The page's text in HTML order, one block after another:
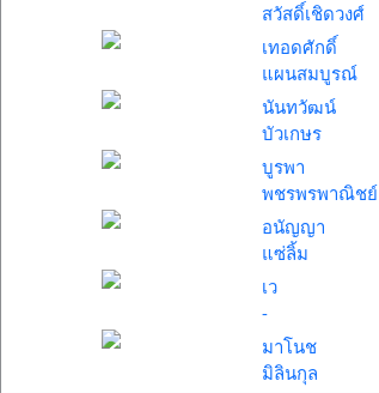
สวัสดิ์เชิดวงศ์
เทอดศักดิ์
แผนสมบูรณ์
นันทวัฒน์
บัวเกษร
บูรพา
พชรพรพาณิชย์
อนัญญา
แซ่ลิ้ม
เว
-
มาโนช
มิลินกุล